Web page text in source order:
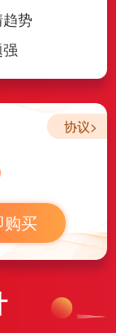
势
协议>
购买